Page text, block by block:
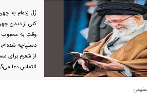
زُل زده‌ام به
کنی از دیدن
وقتِ به محبوب
دستپاچه
از شعرم برای
التماس دعا